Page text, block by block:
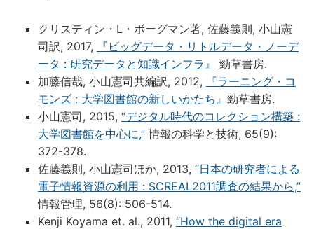
クリスティン・L・ボーグマン著, 佐藤義則, 小山憲
司訳, 2017,
『ビッグデータ・リトルデータ・ノーデ
ータ : 研究データと知識インフラ』
勁草書房.
加藤信哉, 小山憲司共編訳, 2012,
『ラーニング・コ
モンズ : 大学図書館の新しいかたち』 勁草書房.
小山憲司, 2015, “デジタル時代のコレクション構築 :
大学図書館を中心に,”情報の科学と技術, 65(9):
372-378.
佐藤義則, 小山憲司ほか, 2013, “日本の研究者による
電子情報資源の利用 : SCREAL2011調査の結果から,”
情報管理, 56(8): 506-514.
Kenji Koyama et. al., 2011, “How the digital era